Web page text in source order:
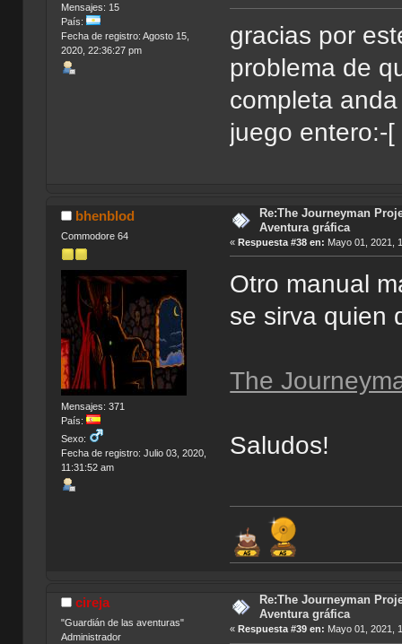
Mensajes: 15
País:
Fecha de registro: Agosto 15,
2020, 22:36:27 pm
gracias por
problema de
completa
juego entero:-[
bhenblod
Commodore 64
Mensajes: 371
País:
Sexo:
Fecha de registro: Julio 03, 2020,
11:31:52 am
Re:The Journeyman
Aventura gráfica
«Respuesta #38 en: Mayo 01, 2021,
Otro manual
se sirva quien
The
Saludos!
cireja
"Guardián de las aventuras"
Administrador
Re:The Journeyman
Aventura gráfica
«Respuesta #39 en: Mayo 01, 2021,